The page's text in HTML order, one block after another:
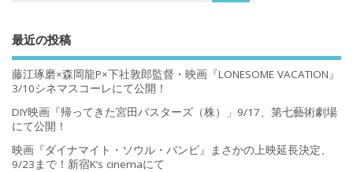
最近の投稿
藤江琢磨×森岡龍P×下社敦郎監督・映画『LONESOME VACATION』
3/10シネマスコーレにて公開！
DIY映画『帰ってきた宮田バスターズ（株）」9/17、第七藝術劇場
にて公開！
映画『ダイナマイト・ソウル・バンビ』まさかの上映延長決定、
9/23まで！新宿K’s cinemaにて